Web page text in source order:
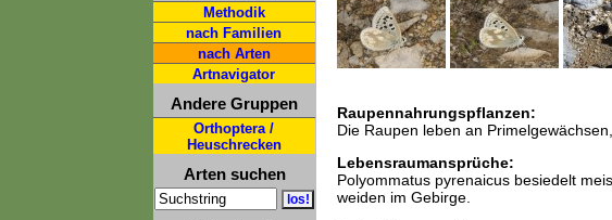
Methodik
nach Familien
nach Arten
Artnavigator
Andere Gruppen
Orthoptera /
Heuschrecken
Arten suchen
Raupennahrungspflanzen:
Die Raupen leben an
Lebensraumansprüche:
Polyommatus pyrenaicus besiedelt
weiden im Gebirge.